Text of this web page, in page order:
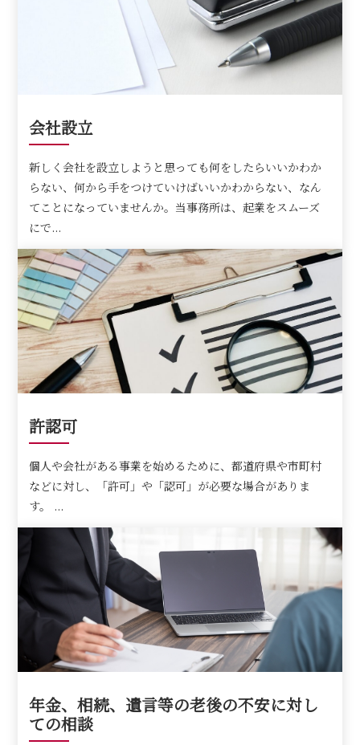
会社設立
新しく会社を設立しようと思っても何をしたらいいかわか
らない、何から手をつけていけばいいかわからない、なん
てことになっていませんか。当事務所は、起業をスムーズ
にで...
許認可
個人や会社がある事業を始めるために、都道府県や市町村
などに対し、「許可」や「認可」が必要な場合がありま
す。 ...
年金、相続、遺言等の老後の不安に対し
ての相談